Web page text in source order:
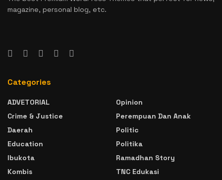
magazine, personal blog, etc.
Categories
ADVETORIAL
Crime & Justice
Daerah
Education
Ibukota
Kombis
Opinion
Perempuan Dan Anak
Politic
Politika
Ramadhan Story
TNC Edukasi